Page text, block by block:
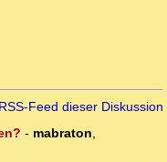
RSS-Feed dieser Diskussion
- mabraton,